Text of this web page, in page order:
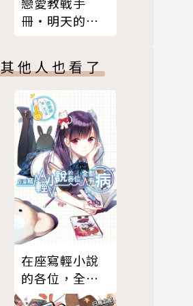
冊‧明天的明
其他人也看了
在座寫輕小說
的各位，全都
有病(03)